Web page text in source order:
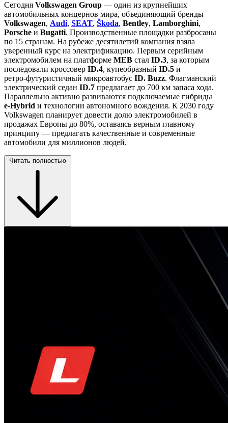
Сегодня Volkswagen Group — один из крупнейших
автомобильных концернов мира, объединяющий бренды
Volkswagen, Audi, SEAT, Škoda, Bentley, Lamborghini,
Porsche и Bugatti. Производственные площадки разбросаны
по 15 странам. На рубеже десятилетий компания взяла
уверенный курс на электрификацию. Первым серийным
электромобилем на платформе MEB стал ID.3, за которым
последовали кроссовер ID.4, купеобразный ID.5 и
ретро‑футуристичный микроавтобус ID. Buzz. Флагманский
электрический седан ID.7 предлагает до 700 км запаса хода.
Параллельно активно развиваются подключаемые гибриды
e‑Hybrid и технологии автономного вождения. К 2030 году
Volkswagen планирует довести долю электромобилей в
продажах Европы до 80%, оставаясь верным главному
принципу — предлагать качественные и современные
автомобили для миллионов людей.
Читать полностью